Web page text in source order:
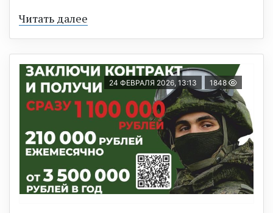
Читать далее
24 ФЕВРАЛЯ 2026, 13:13 1848